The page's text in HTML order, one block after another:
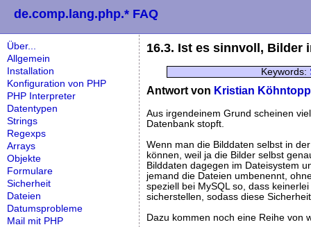
de.comp.lang.php.* FAQ
Über...
Allgemein
Installation
Konfiguration von PHP
PHP Interpreter
Datentypen
Strings
Regexps
Arrays
Objekte
Formulare
Sicherheit
Dateien
Datumsprobleme
Mail mit PHP
16.3. Ist es sinnvoll, Bilder
Keywords:
Antwort von Kristian Köhntopp
Aus irgendeinem Grund scheinen
Datenbank stopft.
Wenn man die Bilddaten selbst in
können, weil ja die Bilder selbst
Bilddaten dagegen im Dateisystem
jemand die Dateien umbenennt,
speziell bei MySQL so, dass
sicherstellen, sodass diese
Dazu kommen noch eine Reihe von